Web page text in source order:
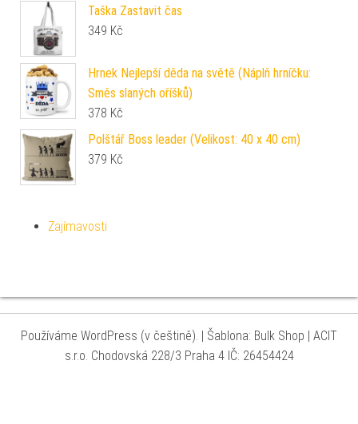
Taška Zastavit čas
349 Kč
Hrnek Nejlepší děda na světě (Náplň hrníčku:
Směs slaných oříšků)
378 Kč
Polštář Boss leader (Velikost: 40 x 40 cm)
379 Kč
Zajímavosti
Používáme WordPress (v češtině). | Šablona: Bulk Shop | ACIT
s.r.o. Chodovská 228/3 Praha 4 IČ: 26454424